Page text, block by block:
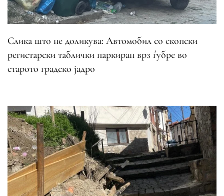
Слика што не доликува: Автомобил со скопски
регистарски таблички паркиран врз ѓубре во
старото градско јадро